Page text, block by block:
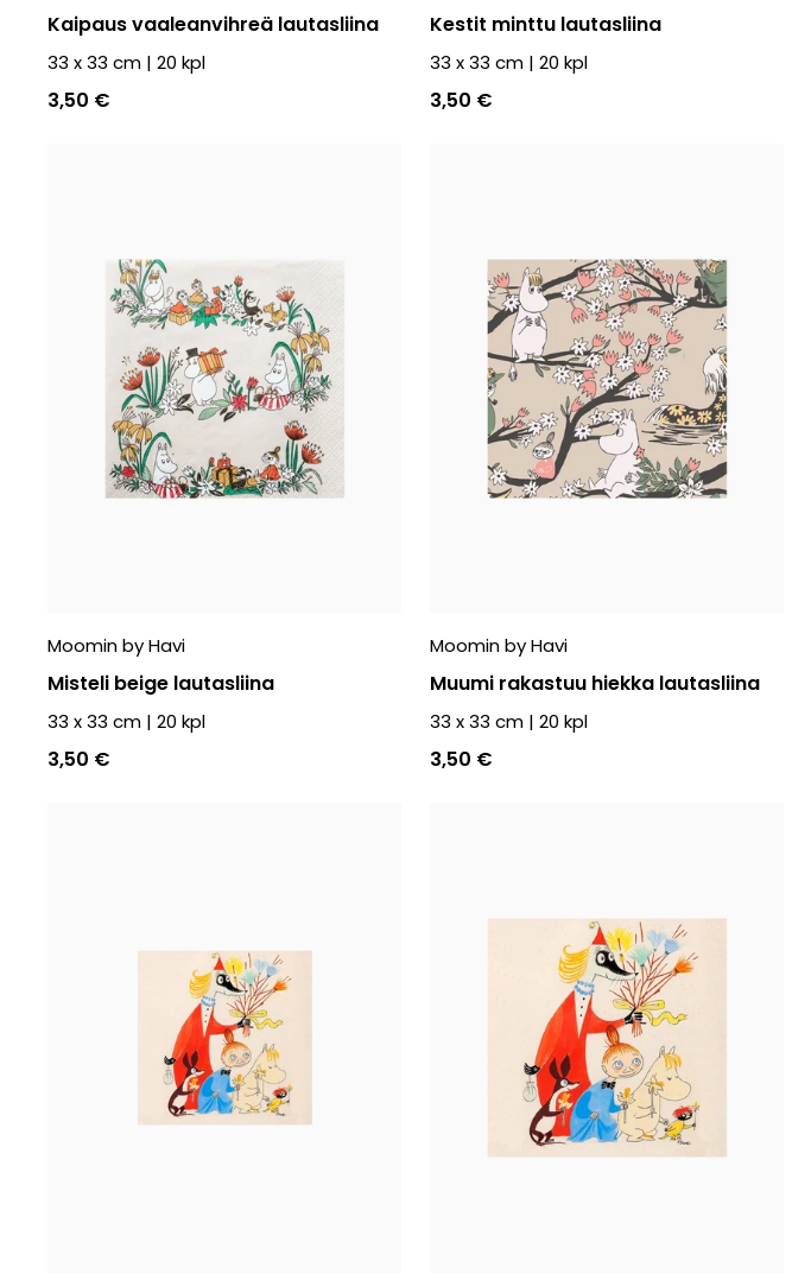
Kaipaus vaaleanvihreä lautasliina
33 x 33 cm | 20 kpl
3,50 €
Kestit minttu lautasliina
33 x 33 cm | 20 kpl
3,50 €
Moomin by Havi
Misteli beige lautasliina
33 x 33 cm | 20 kpl
3,50 €
Moomin by Havi
Muumi rakastuu hiekka lautasliina
33 x 33 cm | 20 kpl
3,50 €